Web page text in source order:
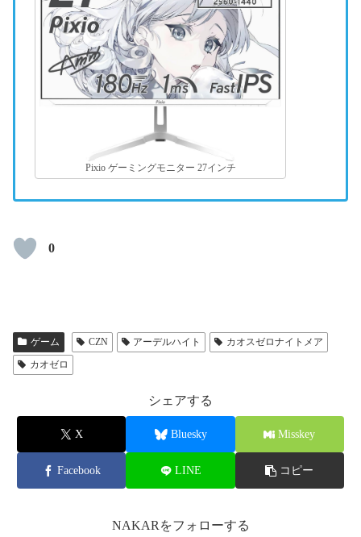
Pixio ゲーミングモニター 27インチ
0
ゲーム CZN アーデルハイト
カオスゼロナイトメア
カオゼロ
シェアする
X Bluesky Misskey
Facebook LINE コピー
NAKARをフォローする